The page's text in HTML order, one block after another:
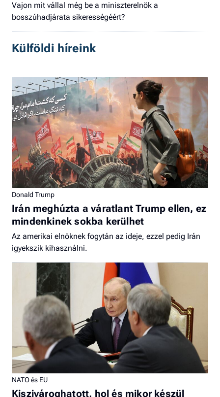
Vajon mit vállal még be a miniszterelnök a
bosszúhadjárata sikerességéért?
Külföldi híreink
Donald Trump
Irán meghúzta a váratlant Trump ellen, ez
mindenkinek sokba kerülhet
Az amerikai elnöknek fogytán az ideje, ezzel pedig Irán
igyekszik kihasználni.
NATO és EU
Kiszivároghatott, hol és mikor készül